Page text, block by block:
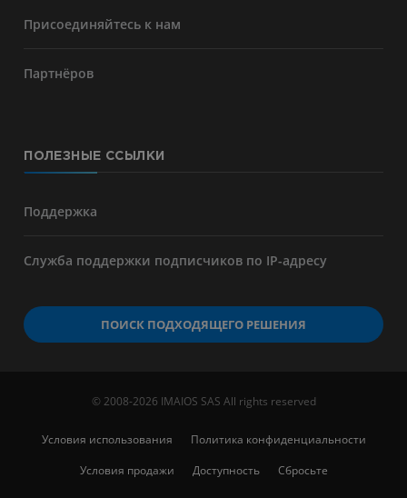
Присоединяйтесь к нам
Партнёров
ПОЛЕЗНЫЕ ССЫЛКИ
Поддержка
Служба поддержки подписчиков по IP-адресу
ПОИСК ПОДХОДЯЩЕГО РЕШЕНИЯ
© 2008-2026 IMAIOS SAS All rights reserved
Условия использования
Политика конфиденциальности
Условия продажи
Доступность Сбросьте